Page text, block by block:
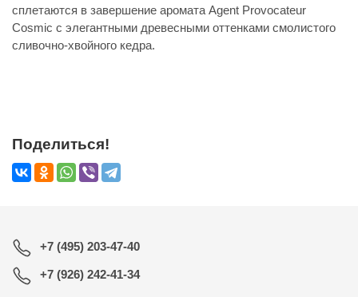
сплетаются в завершение аромата Agent Provocateur
Cosmic с элегантными древесными оттенками смолистого
сливочно-хвойного кедра.
Поделиться!
+7 (495) 203-47-40
+7 (926) 242-41-34